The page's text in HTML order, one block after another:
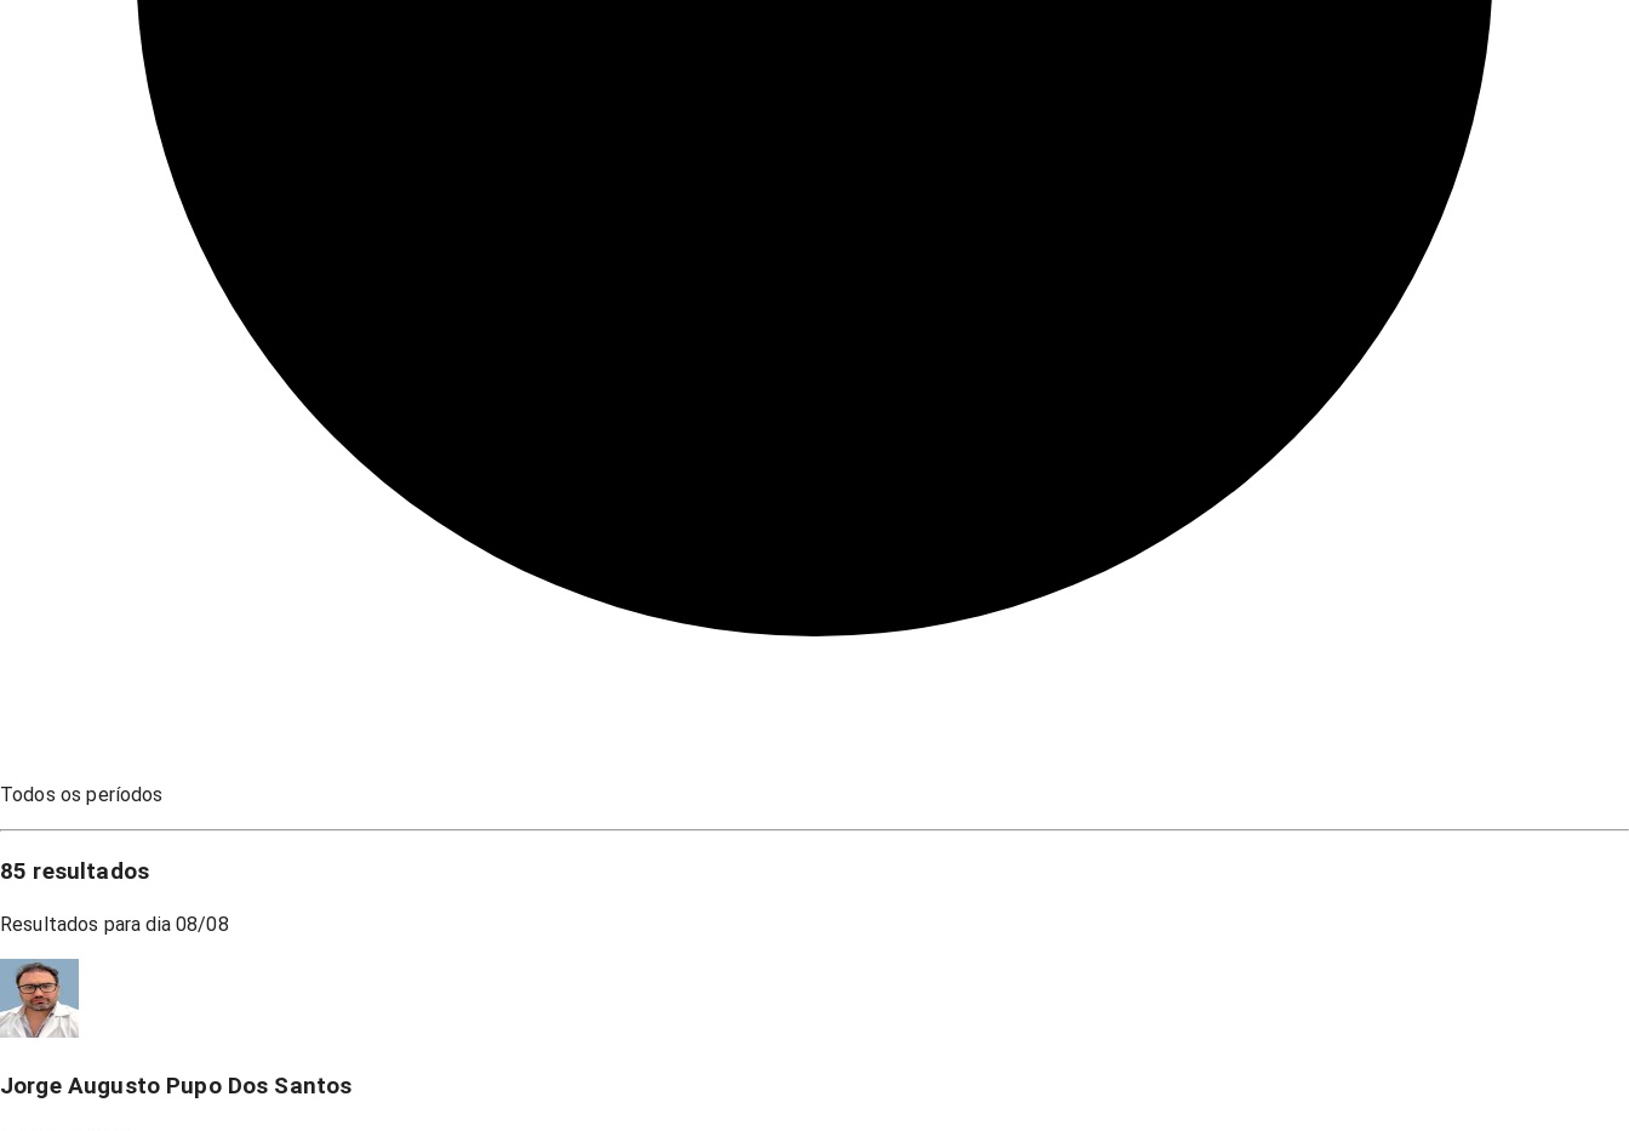
Todos os períodos
85 resultados
Resultados para dia 08/08
Jorge Augusto Pupo Dos Santos